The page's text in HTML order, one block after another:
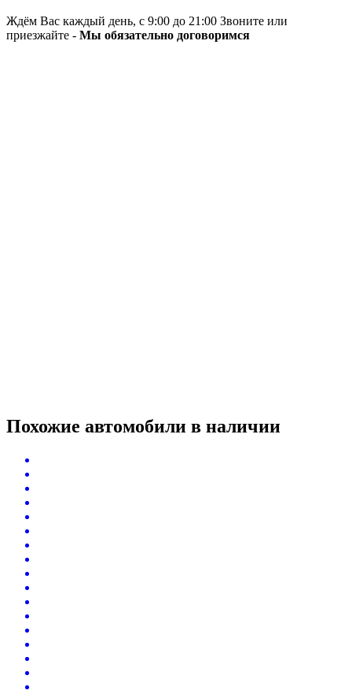
Ждём Вас каждый день, с 9:00 до 21:00 Звоните или
приезжайте - Мы обязательно договоримся
Похожие автомобили в наличии